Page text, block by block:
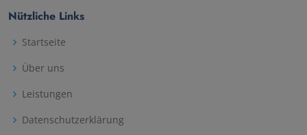
Nützliche Links
Startseite
Über uns
Leistungen
Datenschutzerklärung